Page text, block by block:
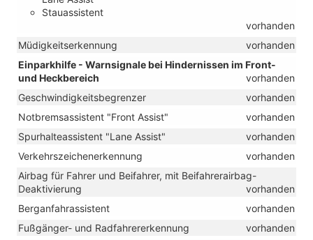
Stauassistent
vorhanden
Müdigkeitserkennung
vorhanden
Einparkhilfe - Warnsignale bei Hindernissen im Front-
und Heckbereich
vorhanden
Geschwindigkeitsbegrenzer
vorhanden
Notbremsassistent "Front Assist"
vorhanden
Spurhalteassistent "Lane Assist"
vorhanden
Verkehrszeichenerkennung
vorhanden
Airbag für Fahrer und Beifahrer, mit Beifahrerairbag-
Deaktivierung
vorhanden
Berganfahrassistent
vorhanden
Fußgänger- und Radfahrererkennung
vorhanden